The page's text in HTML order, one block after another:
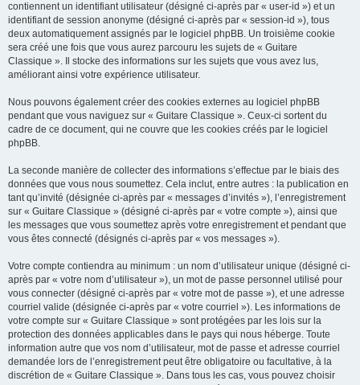
contiennent un identifiant utilisateur (désigné ci-après par « user-id ») et un
identifiant de session anonyme (désigné ci-après par « session-id »), tous
deux automatiquement assignés par le logiciel phpBB. Un troisième cookie
sera créé une fois que vous aurez parcouru les sujets de « Guitare
Classique ». Il stocke des informations sur les sujets que vous avez lus,
améliorant ainsi votre expérience utilisateur.
Nous pouvons également créer des cookies externes au logiciel phpBB
pendant que vous naviguez sur « Guitare Classique ». Ceux-ci sortent du
cadre de ce document, qui ne couvre que les cookies créés par le logiciel
phpBB.
La seconde manière de collecter des informations s’effectue par le biais des
données que vous nous soumettez. Cela inclut, entre autres : la publication en
tant qu’invité (désignée ci-après par « messages d’invités »), l’enregistrement
sur « Guitare Classique » (désigné ci-après par « votre compte »), ainsi que
les messages que vous soumettez après votre enregistrement et pendant que
vous êtes connecté (désignés ci-après par « vos messages »).
Votre compte contiendra au minimum : un nom d’utilisateur unique (désigné ci-
après par « votre nom d’utilisateur »), un mot de passe personnel utilisé pour
vous connecter (désigné ci-après par « votre mot de passe »), et une adresse
courriel valide (désignée ci-après par « votre courriel »). Les informations de
votre compte sur « Guitare Classique » sont protégées par les lois sur la
protection des données applicables dans le pays qui nous héberge. Toute
information autre que vos nom d’utilisateur, mot de passe et adresse courriel
demandée lors de l’enregistrement peut être obligatoire ou facultative, à la
discrétion de « Guitare Classique ». Dans tous les cas, vous pouvez choisir